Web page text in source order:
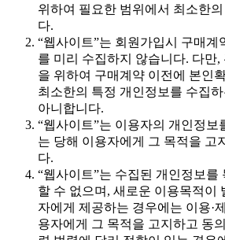
위하여 필요한 범위에서 최소한
다.
“웹사이트”는 회원가입시 구매계
를 미리 수집하지 않습니다. 다만,
을 위하여 구매계약 이전에 본인
최소한의 특정 개인정보를 수집
아니합니다.
“웹사이트”는 이용자의 개인정보
는 당해 이용자에게 그 목적을 고
다.
“웹사이트”는 수집된 개인정보를
할 수 없으며, 새로운 이용목적이
자에게 제공하는 경우에는 이용·
용자에게 그 목적을 고지하고 동